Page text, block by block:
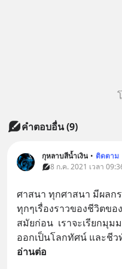
คำตอบอื่น(9)
กุหลาบสีน้ำเงิน • ติดตาม
8 ก.ค. 2021 เวลา
ศาสนา​ ทุกศาสนา มีผลก
ทุกๆเรื่องราวของชีวิต​ข
สมัยก่อน  เราจะเรียกมุม
ออกเป็นโลกทัศน์ และชี
อ่านต่อ